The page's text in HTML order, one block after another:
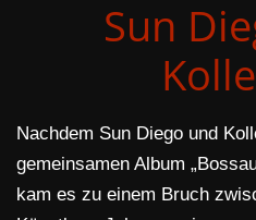
Sun
Nachdem Sun Diego und
gemeinsamen Album
kam es zu einem Bruch